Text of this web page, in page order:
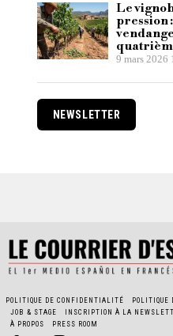
Le
pression
9 mars 2026
NEWSLETTER
POLITIQUE DE CONFIDENTIALITÉ POLITIQUE
JOB & STAGE
INSCRIPTION À LA
À PROPOS
PRESS ROOM